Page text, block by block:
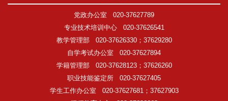
党政办公室
020-37627789
专业技术培训中心
020-37626541
教学管理部
020-37626330；37629280
自学考试办公室
020-37627894
学籍管理部
020-37628123；37626260
职业技能鉴定所
020-37627405
学生工作办公室
020-37627681；37627903